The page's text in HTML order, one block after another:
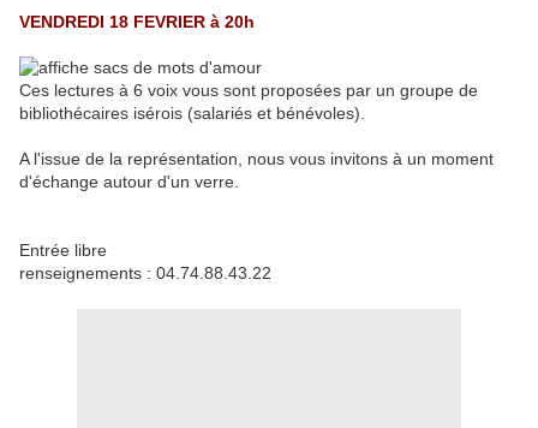
VENDREDI 18 FEVRIER à 20h
Ces lectures à 6 voix vous sont proposées par un groupe de
bibliothécaires isérois (salariés et bénévoles).
A l'issue de la représentation, nous vous invitons à un moment
d'échange autour d'un verre.
Entrée libre
renseignements : 04.74.88.43.22